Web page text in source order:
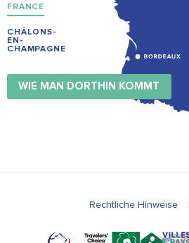
FRANCE
CHÂLONS-
EN-
CHAMPAGNE
WIE MAN DORTHIN KOMMT
Rechtliche Hinweise